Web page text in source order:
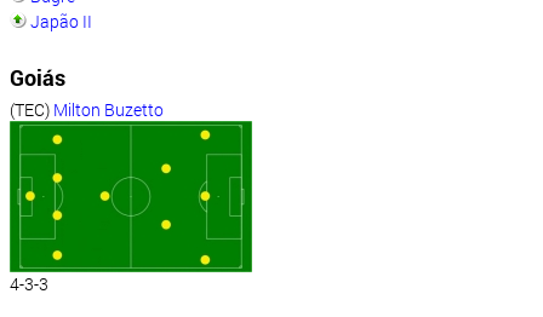
Japão II
Goiás
(TEC) Milton Buzetto
4-3-3